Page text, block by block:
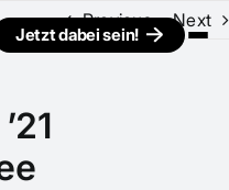
Jetzt dabei sein!
Previous Next